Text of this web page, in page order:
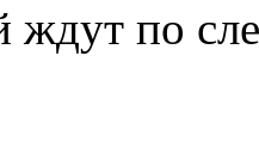
ждут по